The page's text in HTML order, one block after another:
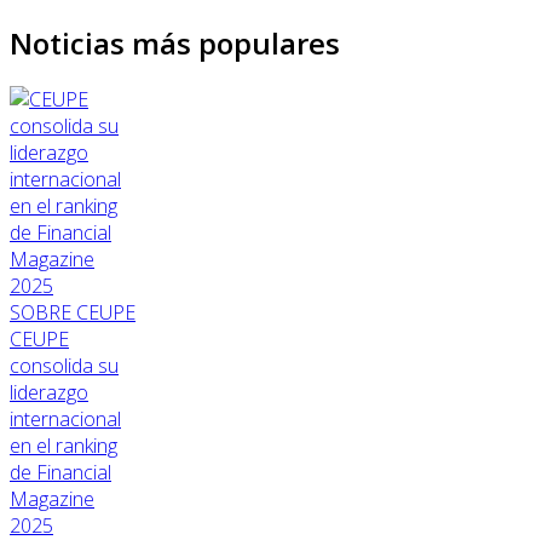
Noticias más populares
SOBRE CEUPE
CEUPE
consolida su
liderazgo
internacional
en el ranking
de Financial
Magazine
2025